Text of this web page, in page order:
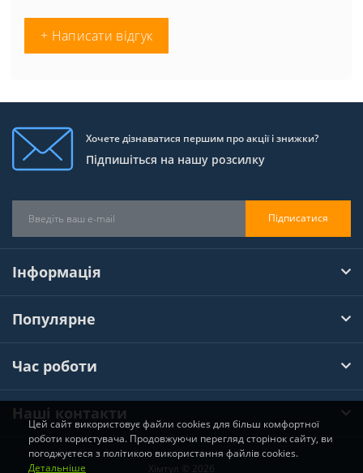
+ Написати відгук
Хочете дізнаватися першим про акції і знижки?
Підпишіться на нашу розсилку
Підписатися
Інформація
Популярне
Час роботи
Наші контакти
Хімтул © 2026
Цей сайт використовує файли cookies для більш комфортної
роботи користувача. Продовжуючи перегляд сторінок сайту, ви
погоджуєтеся з політикою використання файлів cookies.
Детальніше